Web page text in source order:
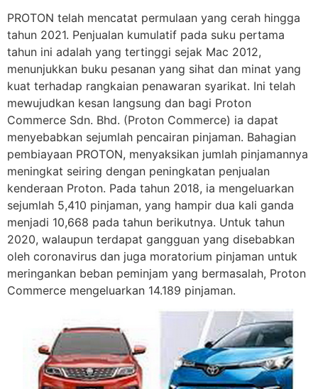
PROTON telah mencatat permulaan yang cerah hingga
tahun 2021. Penjualan kumulatif pada suku pertama
tahun ini adalah yang tertinggi sejak Mac 2012,
menunjukkan buku pesanan yang sihat dan minat yang
kuat terhadap rangkaian penawaran syarikat. Ini telah
mewujudkan kesan langsung dan bagi Proton
Commerce Sdn. Bhd. (Proton Commerce) ia dapat
menyebabkan sejumlah pencairan pinjaman. Bahagian
pembiayaan PROTON, menyaksikan jumlah pinjamannya
meningkat seiring dengan peningkatan penjualan
kenderaan Proton. Pada tahun 2018, ia mengeluarkan
sejumlah 5,410 pinjaman, yang hampir dua kali ganda
menjadi 10,668 pada tahun berikutnya. Untuk tahun
2020, walaupun terdapat gangguan yang disebabkan
oleh coronavirus dan juga moratorium pinjaman untuk
meringankan beban peminjam yang bermasalah, Proton
Commerce mengeluarkan 14.189 pinjaman.